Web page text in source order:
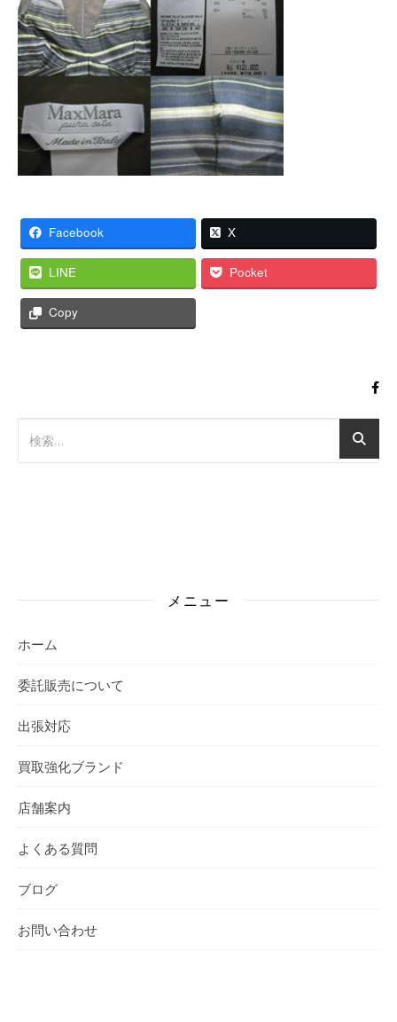
Facebook X
LINE Pocket
Copy
メニュー
ホーム
委託販売について
出張対応
買取強化ブランド
店舗案内
よくある質問
ブログ
お問い合わせ